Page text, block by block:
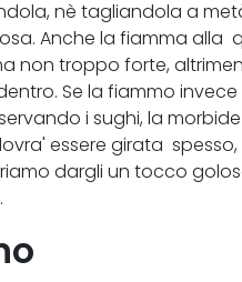
nè tagliandola a
Anche la fiamma alla
non troppo forte,
Se la fiammo invece
i sughi, la
essere girata spesso,
dargli un tocco